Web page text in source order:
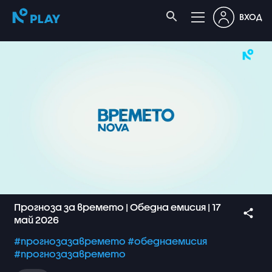
ВХОД
Прогноза за времето | Обедна емисия | 17
май 2026
#прогнозазавремето #обеднаемисия
#прогнозазавремето